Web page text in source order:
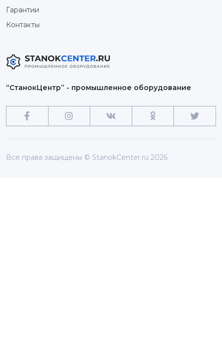
Гарантии
Контакты
“СтанокЦентр” - промышленное оборудование
Все права защищены © StanokCenter.ru 2026